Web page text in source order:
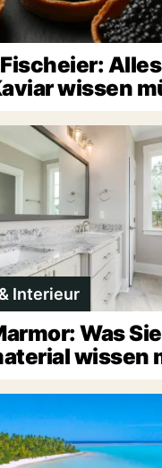
wissen
Interieur
Was
wissen